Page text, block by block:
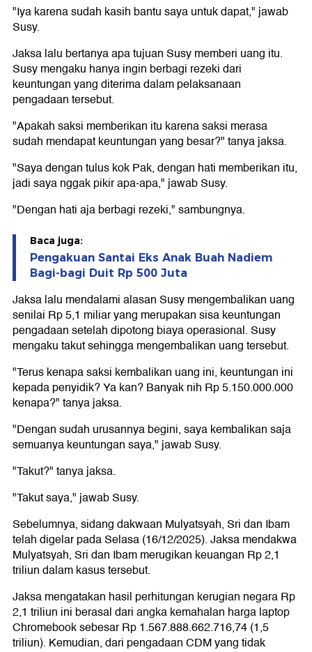
"Iya karena sudah kasih bantu saya untuk dapat," jawab
Susy.
Jaksa lalu bertanya apa tujuan Susy memberi uang itu.
Susy mengaku hanya ingin berbagi rezeki dari
keuntungan yang diterima dalam pelaksanaan
pengadaan tersebut.
"Apakah saksi memberikan itu karena saksi merasa
sudah mendapat keuntungan yang besar?" tanya jaksa.
"Saya dengan tulus kok Pak, dengan hati memberikan itu,
jadi saya nggak pikir apa-apa," jawab Susy.
"Dengan hati aja berbagi rezeki," sambungnya.
Baca juga:
Pengakuan Santai Eks Anak Buah Nadiem
Bagi-bagi Duit Rp 500 Juta
Jaksa lalu mendalami alasan Susy mengembalikan uang
senilai Rp 5,1 miliar yang merupakan sisa keuntungan
pengadaan setelah dipotong biaya operasional. Susy
mengaku takut sehingga mengembalikan uang tersebut.
"Terus kenapa saksi kembalikan uang ini, keuntungan ini
kepada penyidik? Ya kan? Banyak nih Rp 5.150.000.000
kenapa?" tanya jaksa.
"Dengan sudah urusannya begini, saya kembalikan saja
semuanya keuntungan saya," jawab Susy.
"Takut?" tanya jaksa.
"Takut saya," jawab Susy.
Sebelumnya, sidang dakwaan Mulyatsyah, Sri dan Ibam
telah digelar pada Selasa (16/12/2025). Jaksa mendakwa
Mulyatsyah, Sri dan Ibam merugikan keuangan Rp 2,1
triliun dalam kasus tersebut.
Jaksa mengatakan hasil perhitungan kerugian negara Rp
2,1 triliun ini berasal dari angka kemahalan harga laptop
Chromebook sebesar Rp 1.567.888.662.716,74 (1,5
triliun). Kemudian, dari pengadaan CDM yang tidak